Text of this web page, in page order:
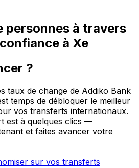
personnes à travers
à Xe
?
taux de change de Addiko Bank
temps de débloquer le meilleur
vos transferts internationaux.
est à quelques clics —
et faites avancer votre
sur vos transferts